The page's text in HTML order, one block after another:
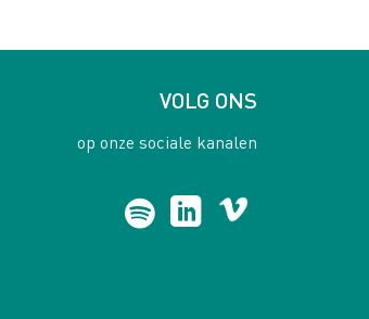
VOLG ONS
op onze sociale kanalen